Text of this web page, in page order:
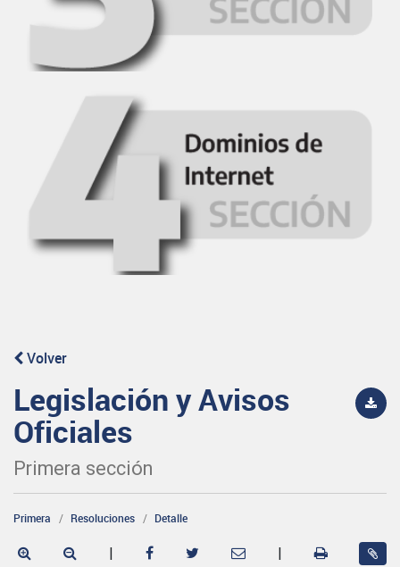
Volver
Legislación y Avisos
Oficiales
Primera sección
Primera Resoluciones Detalle
| |